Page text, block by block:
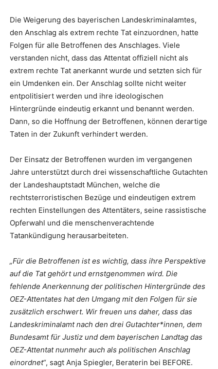
Die Weigerung des bayerischen Landeskriminalamtes,
den Anschlag als extrem rechte Tat einzuordnen, hatte
Folgen für alle Betroffenen des Anschlages. Viele
verstanden nicht, dass das Attentat offiziell nicht als
extrem rechte Tat anerkannt wurde und setzten sich für
ein Umdenken ein. Der Anschlag sollte nicht weiter
entpolitisiert werden und ihre ideologischen
Hintergründe eindeutig erkannt und benannt werden.
Dann, so die Hoffnung der Betroffenen, können derartige
Taten in der Zukunft verhindert werden.
Der Einsatz der Betroffenen wurden im vergangenen
Jahre unterstützt durch drei wissenschaftliche Gutachten
der Landeshauptstadt München, welche die
rechtsterroristischen Bezüge und eindeutigen extrem
rechten Einstellungen des Attentäters, seine rassistische
Opferwahl und die menschenverachtende
Tatankündigung herausarbeiteten.
„Für die Betroffenen ist es wichtig, dass ihre Perspektive
auf die Tat gehört und ernstgenommen wird. Die
fehlende Anerkennung der politischen Hintergründe des
OEZ-Attentates hat den Umgang mit den Folgen für sie
zusätzlich erschwert. Wir freuen uns daher, dass das
Landeskriminalamt nach den drei Gutachter*innen, dem
Bundesamt für Justiz und dem bayerischen Landtag das
OEZ-Attentat nunmehr auch als politischen Anschlag
einordnet“, sagt Anja Spiegler, Beraterin bei BEFORE.